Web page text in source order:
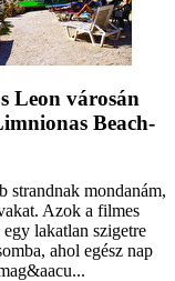
Leon városán
Beach-
strandnak mondanám,
Azok a filmes
lakatlan szigetre
ahol egész nap